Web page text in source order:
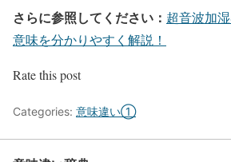
さらに参照してください： 超音波加
意味を分かりやすく解説！
Rate this post
Categories: 意味違い①